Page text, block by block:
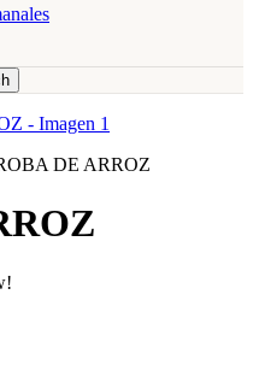
DE ARROZ